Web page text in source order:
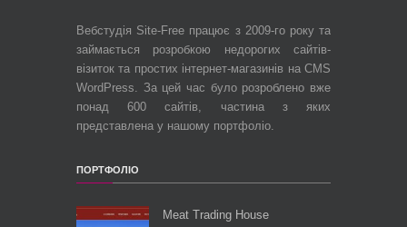
Вебстудія Site-Free працює з 2009-го року та
займається розробкою недорогих сайтів-
візиток та простих інтернет-магазинів на CMS
WordPress. За цей час було розроблено вже
понад 600 сайтів, частина з яких
представлена у нашому портфоліо.
ПОРТФОЛІО
Meat Trading House